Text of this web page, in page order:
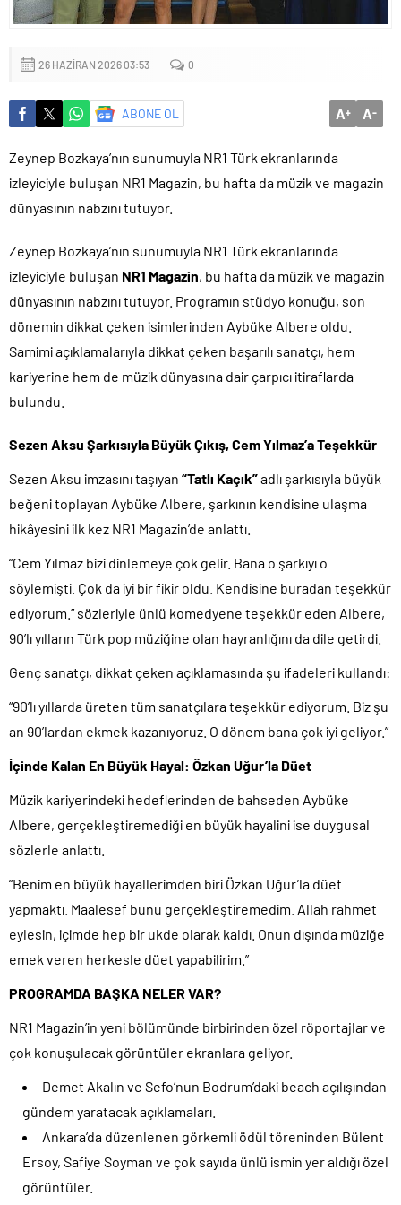
mu?
26 HAZIRAN 2026 03:53 0
ABONE OL A+ A-
Zeynep Bozkaya’nın sunumuyla NR1 Türk ekranlarında
izleyiciyle buluşan NR1 Magazin, bu hafta da müzik ve magazin
dünyasının nabzını tutuyor.
Zeynep Bozkaya’nın sunumuyla NR1 Türk ekranlarında
izleyiciyle buluşan NR1 Magazin, bu hafta da müzik ve magazin
dünyasının nabzını tutuyor. Programın stüdyo konuğu, son
dönemin dikkat çeken isimlerinden Aybüke Albere oldu.
Samimi açıklamalarıyla dikkat çeken başarılı sanatçı, hem
kariyerine hem de müzik dünyasına dair çarpıcı itiraflarda
bulundu.
Sezen Aksu Şarkısıyla Büyük Çıkış, Cem Yılmaz’a Teşekkür
Sezen Aksu imzasını taşıyan “Tatlı Kaçık”adlı şarkısıyla büyük
beğeni toplayan Aybüke Albere, şarkının kendisine ulaşma
hikâyesini ilk kez NR1 Magazin’de anlattı.
“Cem Yılmaz bizi dinlemeye çok gelir. Bana o şarkıyı o
söylemişti. Çok da iyi bir fikir oldu. Kendisine buradan teşekkür
ediyorum.” sözleriyle ünlü komedyene teşekkür eden Albere,
90’lı yılların Türk pop müziğine olan hayranlığını da dile getirdi.
Genç sanatçı, dikkat çeken açıklamasında şu ifadeleri kullandı:
“90’lı yıllarda üreten tüm sanatçılara teşekkür ediyorum. Biz şu
an 90’lardan ekmek kazanıyoruz. O dönem bana çok iyi geliyor.”
İçinde Kalan En Büyük Hayal: Özkan Uğur’la Düet
Müzik kariyerindeki hedeflerinden de bahseden Aybüke
Albere, gerçekleştiremediği en büyük hayalini ise duygusal
sözlerle anlattı.
“Benim en büyük hayallerimden biri Özkan Uğur’la düet
yapmaktı. Maalesef bunu gerçekleştiremedim. Allah rahmet
eylesin, içimde hep bir ukde olarak kaldı. Onun dışında müziğe
emek veren herkesle düet yapabilirim.”
PROGRAMDA BAŞKA NELER VAR?
NR1 Magazin’in yeni bölümünde birbirinden özel röportajlar ve
çok konuşulacak görüntüler ekranlara geliyor.
Demet Akalın ve Sefo’nun Bodrum’daki beach açılışından
gündem yaratacak açıklamaları.
Ankara’da düzenlenen görkemli ödül töreninden Bülent
Ersoy, Safiye Soyman ve çok sayıda ünlü ismin yer aldığı özel
görüntüler.